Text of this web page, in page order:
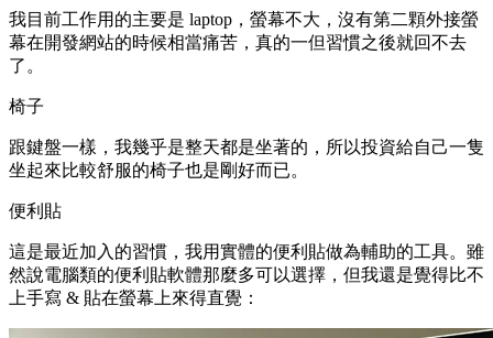
我目前工作用的主要是 laptop，螢幕不大，沒有第二顆外接螢
幕在開發網站的時候相當痛苦，真的一但習慣之後就回不去
了。
椅子
跟鍵盤一樣，我幾乎是整天都是坐著的，所以投資給自己一隻
坐起來比較舒服的椅子也是剛好而已。
便利貼
這是最近加入的習慣，我用實體的便利貼做為輔助的工具。雖
然說電腦類的便利貼軟體那麼多可以選擇，但我還是覺得比不
上手寫 & 貼在螢幕上來得直覺：